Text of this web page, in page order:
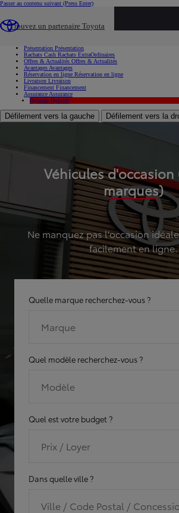
Passer au contenu suivant (Press Enter)
Trouvez un partenaire Toyota
Présentation Présentation
Rachats Cash Rachats ExtraOrdinaires
Offres & Actualités Offres & Actualités
Avantages Avantages
Réservation en ligne Réservation en ligne
Livraison Livraison
Financement Financement
Assurance Assurance
Hybride Hybride
Défilement vers la gauche Défilement vers la
Véhicules
marques)
Ne manquez pas l'occasion
facilement en ligne.
Quelle marque recherchez-vous ?
Marque
Quel modèle recherchez-vous ?
Modèle
Quel est votre budget ?
Prix / Loyer
Dans quelle ville ?
Ville / Code Postal /